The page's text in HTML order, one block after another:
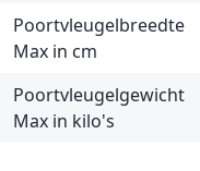
Poortvleugelbreedte
Max in cm
Poortvleugelgewicht
Max in kilo's